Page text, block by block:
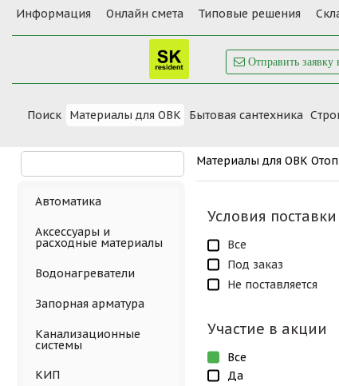
Информация Онлайн смета Типовые решения
Отправить заявку
Поиск Материалы для ОВК Бытовая сантехника
Материалы для ОВК
Условия поставки
Все
Под заказ
Не поставляется
Участие в акции
Все
Да
Автоматика
Аксессуары и
расходные материалы
Водонагреватели
Запорная арматура
Канализационные
системы
КИП